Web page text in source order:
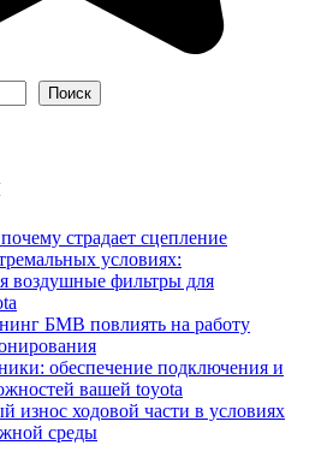
Поиск
страдает сцепление
условиях:
воздушные фильтры для
БМВ повлиять на работу
обеспечение подключения и
вашей toyota
износ ходовой части в условиях
среды